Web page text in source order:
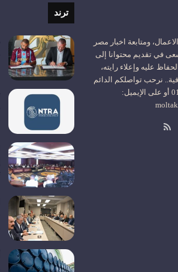
ومتابعة اخبار مصر
في تقديم محتوانا إلى
عليه وإعلاء رايته،
نرحب تواصلكم الدائم
على : 01004072130 01274851011 أو على الإيميل:
ترند